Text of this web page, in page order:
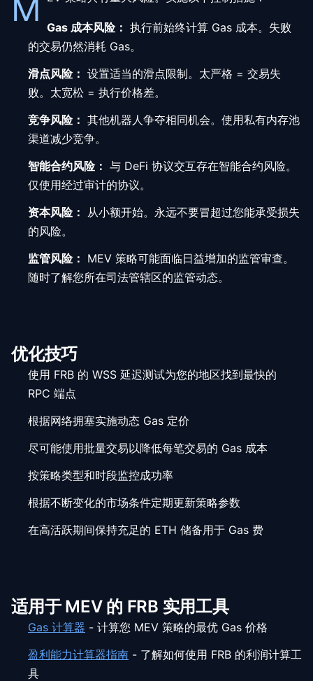
M Gas 成本风险： 执行前始终计算 Gas 成本。失败
的交易仍然消耗 Gas。
滑点风险： 设置适当的滑点限制。太严格 = 交易失
败。太宽松 = 执行价格差。
竞争风险： 其他机器人争夺相同机会。使用私有内存池
渠道减少竞争。
智能合约风险： 与 DeFi 协议交互存在智能合约风险。
仅使用经过审计的协议。
资本风险： 从小额开始。永远不要冒超过您能承受损失
的风险。
监管风险： MEV 策略可能面临日益增加的监管审查。
随时了解您所在司法管辖区的监管动态。
优化技巧
使用 FRB 的 WSS 延迟测试为您的地区找到最快的
RPC 端点
根据网络拥塞实施动态 Gas 定价
尽可能使用批量交易以降低每笔交易的 Gas 成本
按策略类型和时段监控成功率
根据不断变化的市场条件定期更新策略参数
在高活跃期间保持充足的 ETH 储备用于 Gas 费
适用于 MEV 的 FRB 实用工具
Gas 计算器 - 计算您 MEV 策略的最优 Gas 价格
盈利能力计算器指南 - 了解如何使用 FRB 的利润计算工
具